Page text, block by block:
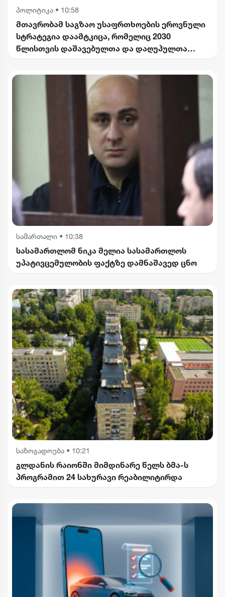
პოლიტიკა • 10:58
მთავრობამ საგზაო უსაფრთხოების ეროვნული
სტრატეგია დაამტკიცა, რომელიც 2030
წლისთვის დაშავებულთა და დაღუპულთა
ითვალისწინებს
სამართალი • 10:38
სასამართლომ ნიკა მელია სასამართლოს
უპატივცემულობის ფაქტზე დამნაშავედ ცნო
საზოგადოება • 10:21
გლდანის რაიონში მიმდინარე წელს ბმა-ს
პროგრამით 24 სახურავი რეაბილიტირდა